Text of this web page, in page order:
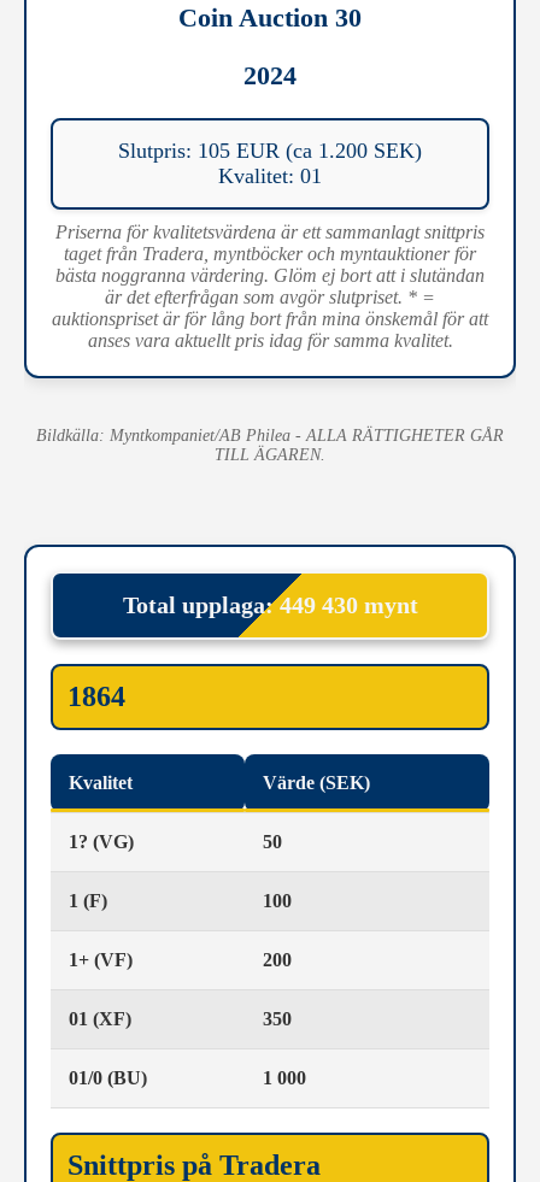
Coin Auction 30
2024
Slutpris: 105 EUR (ca 1.200 SEK)
Kvalitet: 01
Priserna för kvalitetsvärdena är ett sammanlagt snittpris
taget från Tradera, myntböcker och myntauktioner för
bästa noggranna värdering. Glöm ej bort att i slutändan
är det efterfrågan som avgör slutpriset. * =
auktionspriset är för lång bort från mina önskemål för att
anses vara aktuellt pris idag för samma kvalitet.
Bildkälla: Myntkompaniet/AB Philea - ALLA RÄTTIGHETER GÅR
TILL ÄGAREN.
Total upplaga: 449 430 mynt
1864
Kvalitet Värde (SEK)
1? (VG) 50
1 (F) 100
1+ (VF) 200
01 (XF) 350
01/0 (BU) 1 000
Snittpris på Tradera